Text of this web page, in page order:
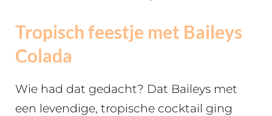
Tropisch feestje met Baileys
Colada
Wie had dat gedacht? Dat Baileys met
een levendige, tropische cocktail ging